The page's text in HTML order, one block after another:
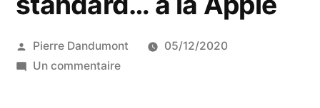
Publié
par
Pierre Dandumont
05/12/2020
Un commentairesur